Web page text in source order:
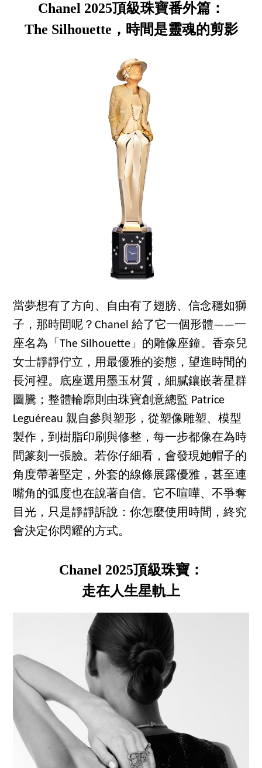
Chanel 2025頂級珠寶番外篇：
The Silhouette，時間是靈魂的剪影
當夢想有了方向、自由有了翅膀、信念穩如獅
子，那時間呢？Chanel 給了它一個形體——一
座名為「The Silhouette」的雕像座鐘。香奈兒
女士靜靜佇立，用最優雅的姿態，望進時間的
長河裡。底座選用墨玉材質，細膩鑲嵌著星群
圖騰；整體輪廓則由珠寶創意總監 Patrice
Leguéreau 親自參與塑形，從塑像雕塑、模型
製作，到樹脂印刷與修整，每一步都像在為時
間篆刻一張臉。若你仔細看，會發現她帽子的
角度帶著堅定，外套的線條展露優雅，甚至連
嘴角的弧度也在說著自信。它不喧嘩、不爭奪
目光，只是靜靜訴說：你怎麼使用時間，終究
會決定你閃耀的方式。
Chanel 2025頂級珠寶：
走在人生星軌上